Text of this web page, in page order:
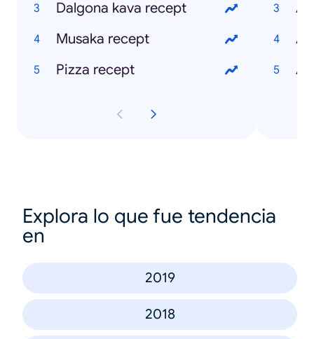
Dalgona kava recept
Musaka recept
Pizza recept
Explora lo que fue tendencia
en
2019
2018